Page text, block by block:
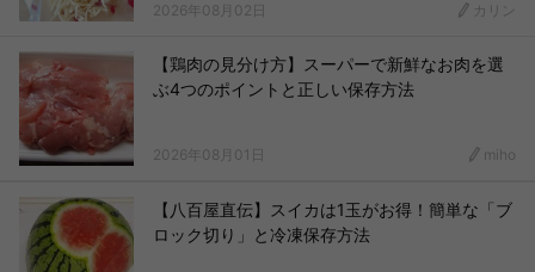
2026年08月02日 カリン
【鶏肉の見分け方】スーパーで新鮮なお肉を選
ぶ4つのポイントと正しい保存方法
2026年08月01日 miho
【八百屋直伝】スイカは1玉がお得！簡単な「ブ
ロック切り」と冷凍保存方法